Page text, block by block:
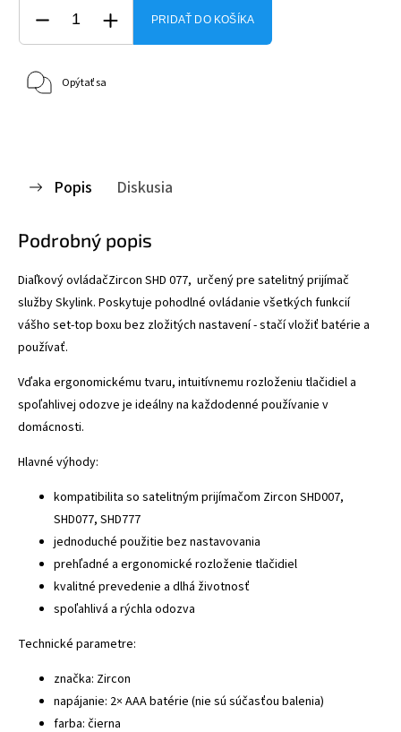
PRIDAŤ DO KOŠÍKA
Opýtať sa
Popis Diskusia
Podrobný popis
Diaľkový ovládačZircon SHD 077, určený pre satelitný prijímač
služby Skylink. Poskytuje pohodlné ovládanie všetkých funkcií
vášho set-top boxu bez zložitých nastavení - stačí vložiť batérie a
používať.
Vďaka ergonomickému tvaru, intuitívnemu rozloženiu tlačidiel a
spoľahlivej odozve je ideálny na každodenné používanie v
domácnosti.
Hlavné výhody:
kompatibilita so satelitným prijímačom Zircon SHD007,
SHD077, SHD777
jednoduché použitie bez nastavovania
prehľadné a ergonomické rozloženie tlačidiel
kvalitné prevedenie a dlhá životnosť
spoľahlivá a rýchla odozva
Technické parametre:
značka: Zircon
napájanie: 2× AAA batérie (nie sú súčasťou balenia)
farba: čierna